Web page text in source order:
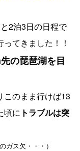
2泊3日の日程で
てきました！！
の琵琶湖を目
このまま行けば13
頃に トラブルは突
ガス欠・・・）